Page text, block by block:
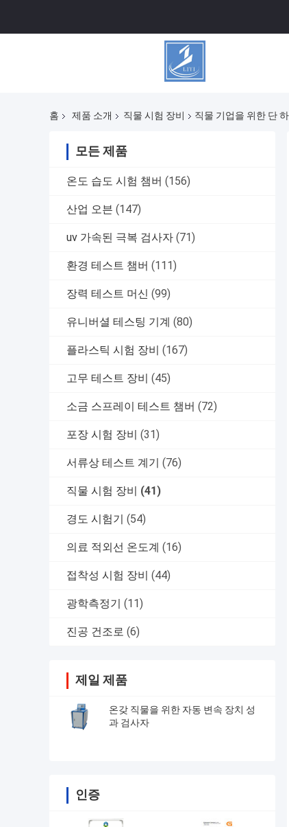
홈 제품 소개 직물 시험 장비 직물 기업을 위한 단
모든 제품
온도 습도 시험 챔버 (156)
산업 오븐 (147)
uv 가속된 극복 검사자 (71)
환경 테스트 챔버 (111)
장력 테스트 머신 (99)
유니버셜 테스팅 기계 (80)
플라스틱 시험 장비 (167)
고무 테스트 장비 (45)
소금 스프레이 테스트 챔버 (72)
포장 시험 장비 (31)
서류상 테스트 계기 (76)
직물 시험 장비 (41)
경도 시험기 (54)
의료 적외선 온도계 (16)
접착성 시험 장비 (44)
광학측정기 (11)
진공 건조로 (6)
제일 제품
온갖 직물을 위한 자동 변속 장치 성
과 검사자
인증